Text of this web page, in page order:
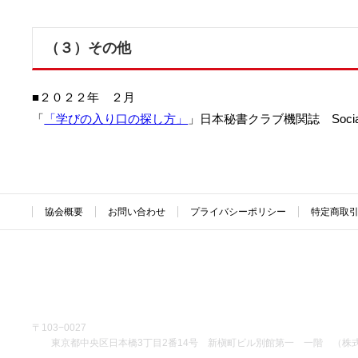
（３）その他
■２０２２年 ２月
「 「学びの入り口の探し方」 」日本秘書クラブ機関誌
協会概要 お問い合わせ プライバシーポリシー 特定商取
〒103−0027
東京都中央区日本橋3丁目2番14号 新槇町ビル別館第一 一階 （株式